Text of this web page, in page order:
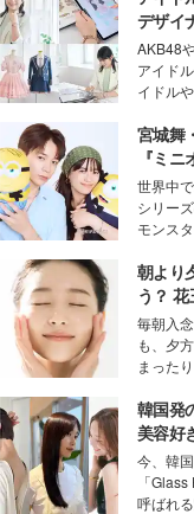
デザイ
愛い”
クロス
AKB48
アイド
イドル
取締役
ター・
個性に
衣装作
気と自
宮城舞
『ミ
ズ』の
だけじ
動
世界中
シリー
モンス
ニオン
デルの
談をお
ら、今
の感動
ーにつ
た。
朝より
う？
ーター
ン（捕
の常識
毎朝入
も、夕
まった
な美容
性を秘
プチャ
技術を
韓国発
美容好
「ヘア
今、韓
「
呼ばれ